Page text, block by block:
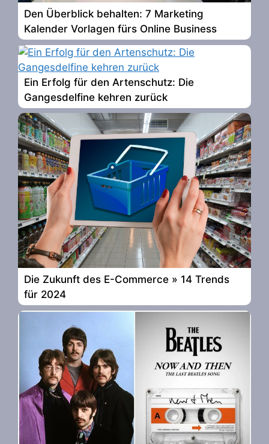
Den Überblick behalten: 7 Marketing
Kalender Vorlagen fürs Online Business
Ein Erfolg für den Artenschutz: Die
Gangesdelfine kehren zurück
Die Zukunft des E-Commerce » 14 Trends
für 2024